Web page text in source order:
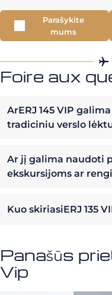
Parašykite
mums
Foire aux
ArERJ 145 VIP
tradiciniu verslo
Ar jį galima naudoti
ekskursijoms ar
Kuo skiriasiERJ 135
Panašūs
Vip